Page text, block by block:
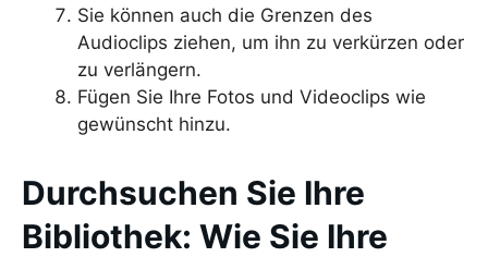
Sie können auch die Grenzen des
Audioclips ziehen, um ihn zu verkürzen oder
zu verlängern.
Fügen Sie Ihre Fotos und Videoclips wie
gewünscht hinzu.
Durchsuchen Sie Ihre
Bibliothek: Wie Sie Ihre